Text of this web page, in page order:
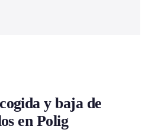
y baja de
en Polig